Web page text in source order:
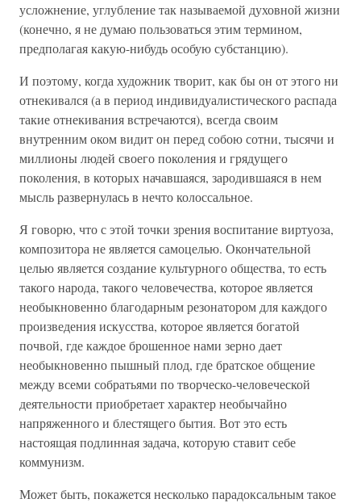
усложнение, углубление так называемой духовной жизни
(конечно, я не думаю пользоваться этим термином,
предполагая какую-нибудь особую субстанцию).
И поэтому, когда художник творит, как бы он от этого ни
отнекивался (а в период индивидуалистического распада
такие отнекивания встречаются), всегда своим
внутренним оком видит он перед собою сотни, тысячи и
миллионы людей своего поколения и грядущего
поколения, в которых начавшаяся, зародившаяся в нем
мысль развернулась в нечто колоссальное.
Я говорю, что с этой точки зрения воспитание виртуоза,
композитора не является самоцелью. Окончательной
целью является создание культурного общества, то есть
такого народа, такого человечества, которое является
необыкновенно благодарным резонатором для каждого
произведения искусства, которое является богатой
почвой, где каждое брошенное нами зерно дает
необыкновенно пышный плод, где братское общение
между всеми собратьями по творческо-человеческой
деятельности приобретает характер необычайно
напряженного и блестящего бытия. Вот это есть
настоящая подлинная задача, которую ставит себе
коммунизм.
Может быть, покажется несколько парадоксальным такое